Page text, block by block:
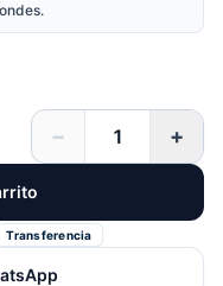
− +
Transferencia